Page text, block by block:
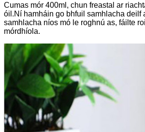
Cumas mór 400ml, chun freastal ar
óil.Ní hamháin go bhfuil samhlacha deilf
samhlacha níos mó le roghnú as, fáilte
mórdhíola.